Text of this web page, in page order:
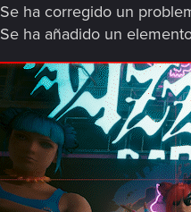
Se ha corregido un
Se ha añadido un